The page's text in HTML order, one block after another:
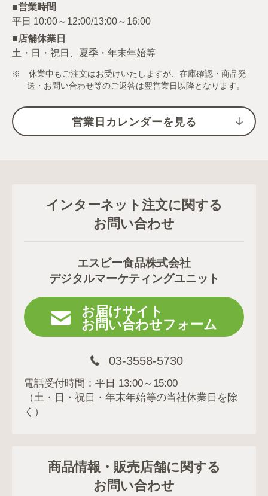
■営業時間
■店舗休業日
土・日・祝日、夏季・年末年始等
※ 休業中もご注文はお受けいたしますが、在庫確認・商品発
送・お問い合わせ等のご返答は翌営業日以降となります。
営業日カレンダーを見る
インターネット注文に関する
お問い合わせ
エスビー食品株式会社
デジタルマーケティングユニット
お届けサイト
お問い合わせフォーム
03-3558-5730
電話受付時間：平日 13:00～15:00
（土・日・祝日・年末年始等の当社休業日を除
く）
商品情報・販売店舗に関する
お問い合わせ